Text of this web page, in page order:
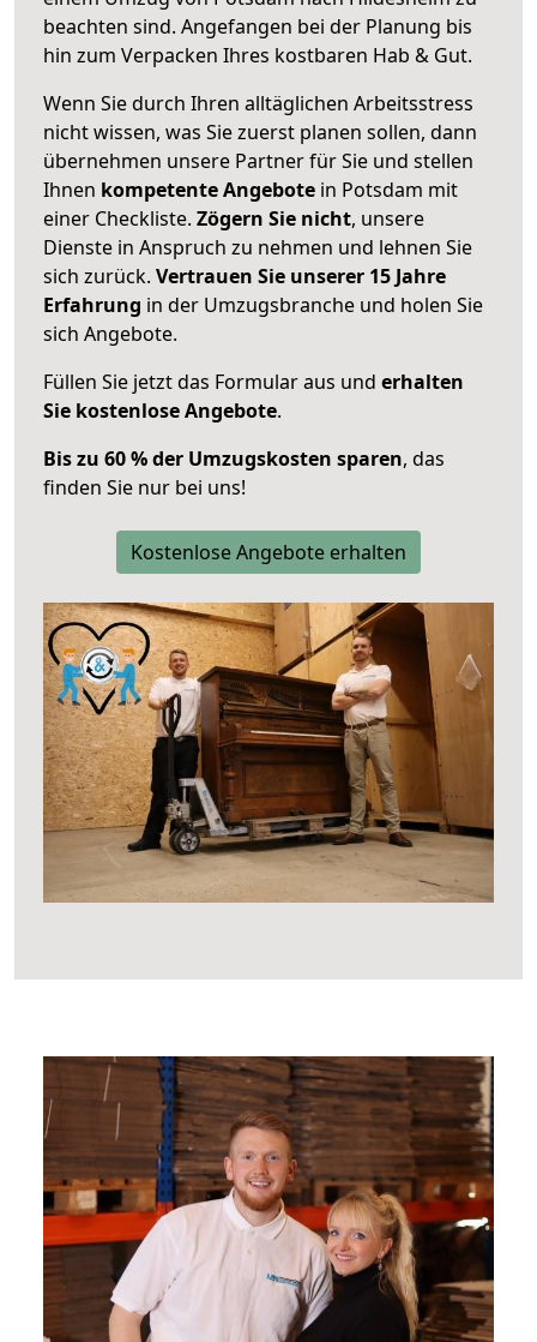
beachten sind. Angefangen bei der Planung bis
hin zum Verpacken Ihres kostbaren Hab & Gut.
Wenn Sie durch Ihren alltäglichen Arbeitsstress
nicht wissen, was Sie zuerst planen sollen, dann
übernehmen unsere Partner für Sie und stellen
Ihnen kompetente Angebote in Potsdam mit
einer Checkliste. Zögern Sie nicht, unsere
Dienste in Anspruch zu nehmen und lehnen Sie
sich zurück. Vertrauen Sie unserer 15 Jahre
Erfahrung in der Umzugsbranche und holen Sie
sich Angebote.
Füllen Sie jetzt das Formular aus und erhalten
Sie kostenlose Angebote.
Bis zu 60 % der Umzugskosten sparen, das
finden Sie nur bei uns!
Kostenlose Angebote erhalten